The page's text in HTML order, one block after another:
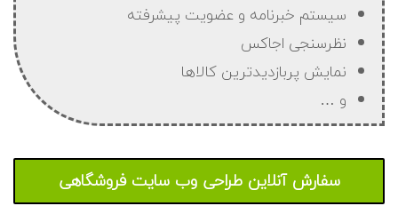
سیستم خبرنامه و عضویت پیشرفته
نظرسنجی اجاکس
نمایش پربازدیدترین کالاها
و …
سفارش آنلاین طراحی وب سایت فروشگاهی